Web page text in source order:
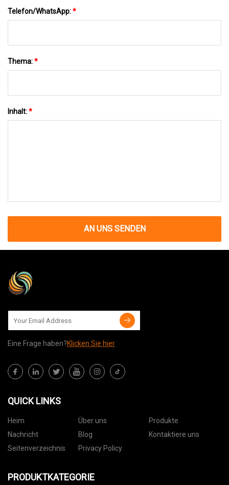
Telefon/WhatsApp:*
Thema:*
Inhalt:*
AN UNS SENDEN
Eine Frage haben?Klicken Sie hier
QUICK LINKS
Heim Über uns
Produkte
Nachricht
Blog
Kontaktiere uns
Seitenverzeichnis
Privacy Policy
PRODUKTKATEGORIE